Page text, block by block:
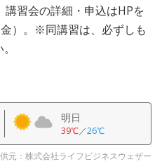
講習会の詳細・申込はHPを
）。※同講習は、必ずしも
明日
39℃／26℃
元：株式会社ライフビジネスウェザー